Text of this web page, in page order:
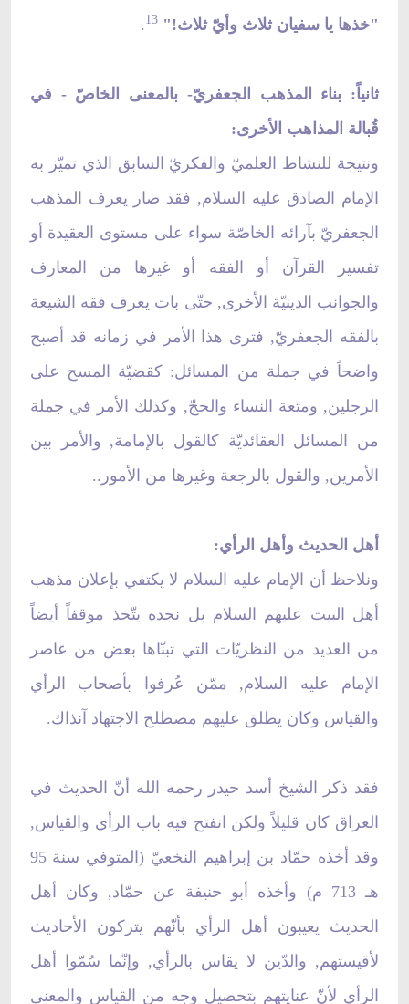
"خذها يا سفيان ثلاث وأيّ ثلاث!" 13
.
ثانياً: بناء المذهب الجعفريّ- بالمعنى الخاصّ - في
قُبالة المذاهب الأخرى:
ونتيجة للنشاط العلميّ والفكريّ السابق الذي تميّز به
الإمام الصادق عليه السلام, فقد صار يعرف المذهب
الجعفريّ بآرائه الخاصّة سواء على مستوى العقيدة أو
تفسير القرآن أو الفقه أو غيرها من المعارف
والجوانب الدينيّة الأخرى, حتّى بات يعرف فقه الشيعة
بالفقه الجعفريّ, فترى هذا الأمر في زمانه قد أصبح
واضحاً في جملة من المسائل: كقضيّة المسح على
الرجلين, ومتعة النساء والحجّ, وكذلك الأمر في جملة
من المسائل العقائديّة كالقول بالإمامة, والأمر بين
الأمرين, والقول بالرجعة وغيرها من الأمور..
أهل الحديث وأهل الرأي:
ونلاحظ أن الإمام عليه السلام لا يكتفي بإعلان مذهب
أهل البيت عليهم السلام بل نجده يتّخذ موقفاً أيضاً
من العديد من النظريّات التي تبنّاها بعض من عاصر
الإمام عليه السلام, ممّن عُرفوا بأصحاب الرأي
والقياس وكان يطلق عليهم مصطلح الاجتهاد آنذاك.
فقد ذكر الشيخ أسد حيدر رحمه الله أنّ الحديث في
العراق كان قليلاً ولكن انفتح فيه باب الرأي والقياس,
وقد أخذه حمّاد بن إبراهيم النخعيّ (المتوفي سنة 95
هـ 713 م) وأخذه أبو حنيفة عن حمّاد, وكان أهل
الحديث يعيبون أهل الرأي بأنّهم يتركون الأحاديث
لأقيستهم, والدّين لا يقاس بالرأي, وإنّما سُمّوا أهل
الرأي لأنّ عنايتهم بتحصيل وجه من القياس والمعنى